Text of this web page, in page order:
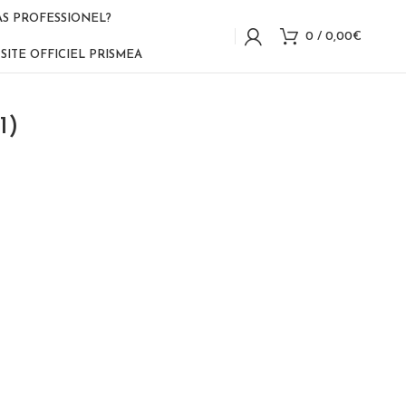
PROFESSIONEL?
OFFICIEL PRISMEA
0/ 0,00€